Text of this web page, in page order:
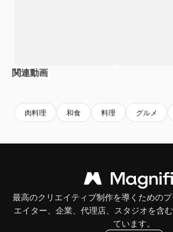
関連動画
肉料理 和食 料理 グルメ
最高のクリエイティブ制作を導くための
エイター、企業、代理店、スタジオを含
ています。